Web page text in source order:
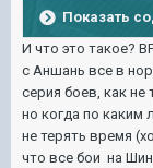
Показать
И что это такое?
с Аншань все в
серия боев, как не
но когда по каким
не терять время
что все бои на